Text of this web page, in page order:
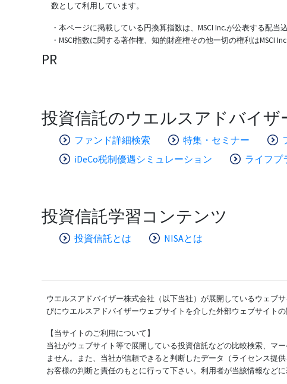
数として利用しています。
・本ページに掲載している円換算指数は、MSCI Inc.が公表する配
・MSCI指数に関する著作権、知的財産権その他一切の権利はMSCI
PR
投資信託のウエルスアドバイザ
ファンド詳細検索 特集・セミナー
iDeCo税制優遇シミュレーション
ライフプ
投資信託学習コンテンツ
投資信託とは NISAとは
ウエルスアドバイザー株式会社（以下当社）が展開しているウェブ
びにウエルスアドバイザーウェブサイトを介した外部ウェブサイト
【当サイトのご利用について】
当社がウェブサイト等で展開している投資信託などの比較検索、マ
ません。また、当社が信頼できると判断したデータ（ライセンス提
お客様の判断と責任のもとに行って下さい。利用者が当該情報など